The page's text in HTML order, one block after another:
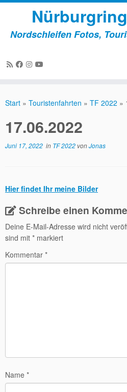
Inhalt
Nordschleifen Fotos,
Start » Touristenfahrten » TF 2022 »
17.06.2022
Juni 17, 2022 in TF 2022 vonJonas
Hier findet Ihr meine Bilder
Schreibe einen
Deine E-Mail-Adresse wird nicht
sind mit * markiert
Kommentar *
Name *